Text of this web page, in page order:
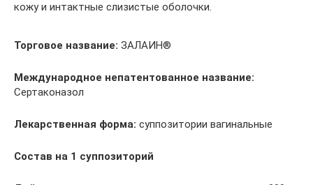
кожу и интактные слизистые оболочки.
Торговое название: ЗАЛАИН®
Международное непатентованное название:
Сертаконазол
Лекарственная форма: суппозитории вагинальные
Состав на 1 суппозиторий